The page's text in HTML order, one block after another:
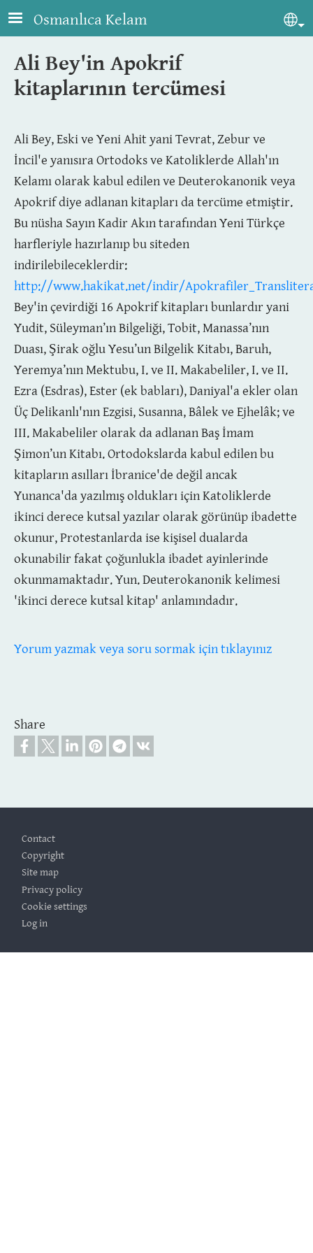
Skip to main content
Osmanlıca Kelam
Ali Bey'in Apokrif
kitaplarının tercümesi
Ali Bey, Eski ve Yeni Ahit yani Tevrat, Zebur ve
İncil'e yanısıra Ortodoks ve Katoliklerde Allah'ın
Kelamı olarak kabul edilen ve Deuterokanonik veya
Apokrif diye adlanan kitapları da tercüme etmiştir.
Bu nüsha Sayın Kadir Akın tarafından Yeni Türkçe
harfleriyle hazırlanıp bu siteden
indirilebileceklerdir:
http://www.hakikat.net/indir/
Bey'in çevirdiği 16 Apokrif kitapları bunlardır yani
Yudit, Süleyman’ın Bilgeliği, Tobit, Manassa’nın
Duası, Şirak oğlu Yesu’un Bilgelik Kitabı, Baruh,
Yeremya’nın Mektubu, I. ve II. Makabeliler, I. ve II.
Ezra (Esdras), Ester (ek babları), Daniyal'a ekler olan
Üç Delikanlı'nın Ezgisi, Susanna, Bâlek ve Ejhelâk; ve
III. Makabeliler olarak da adlanan Baş İmam
Şimon’un Kitabı. Ortodokslarda kabul edilen bu
kitapların asılları İbranice'de değil ancak
Yunanca'da yazılmış oldukları için Katoliklerde
ikinci derece kutsal yazılar olarak görünüp ibadette
okunur, Protestanlarda ise kişisel dualarda
okunabilir fakat çoğunlukla ibadet ayinlerinde
okunmamaktadır. Yun. Deuterokanonik kelimesi
'ikinci derece kutsal kitap' anlamındadır.
Yorum yazmak veya soru sormak için tıklayınız
Share
Contact
Copyright
Site map
Privacy policy
Cookie settings
Log in